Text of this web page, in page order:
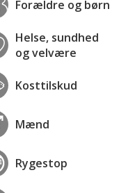
Forældre og børn
Helse, sundhed
og velvære
Kosttilskud
Mænd
Rygestop